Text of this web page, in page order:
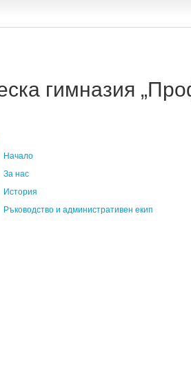
гимназия
Начало
За нас
История
Ръководство и административен екип